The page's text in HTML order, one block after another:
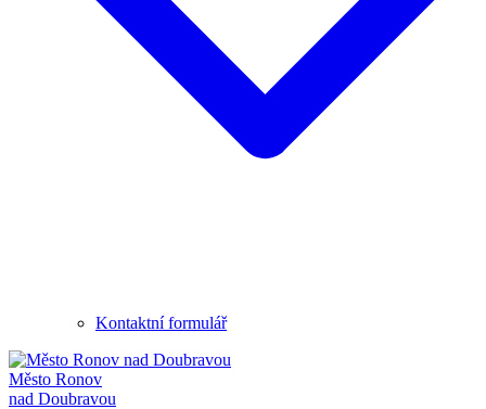
Kontaktní formulář
Město Ronov
nad Doubravou